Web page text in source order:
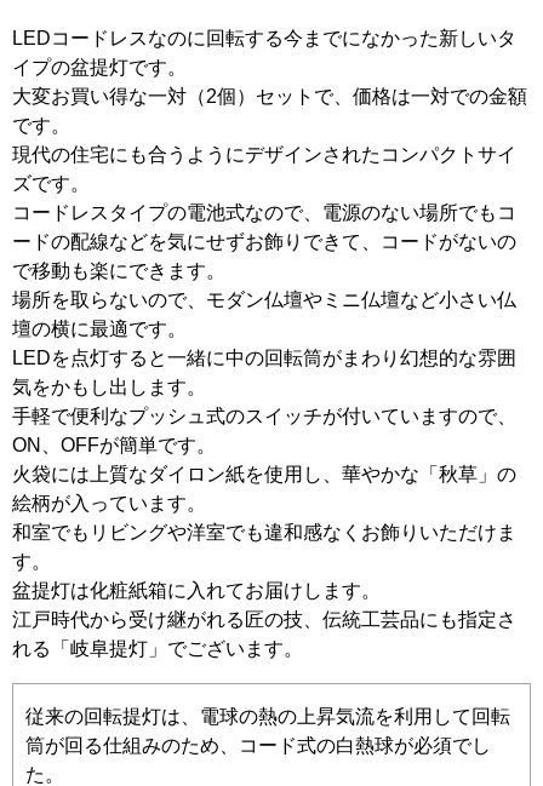
LEDコードレスなのに回転する今までになかった新しいタ
イプの盆提灯です。
大変お買い得な一対（2個）セットで、価格は一対での金額
です。
現代の住宅にも合うようにデザインされたコンパクトサイ
ズです。
コードレスタイプの電池式なので、電源のない場所でもコ
ードの配線などを気にせずお飾りできて、コードがないの
で移動も楽にできます。
場所を取らないので、モダン仏壇やミニ仏壇など小さい仏
壇の横に最適です。
LEDを点灯すると一緒に中の回転筒がまわり幻想的な雰囲
気をかもし出します。
手軽で便利なプッシュ式のスイッチが付いていますので、
ON、OFFが簡単です。
火袋には上質なダイロン紙を使用し、華やかな「秋草」の
絵柄が入っています。
和室でもリビングや洋室でも違和感なくお飾りいただけま
す。
盆提灯は化粧紙箱に入れてお届けします。
江戸時代から受け継がれる匠の技、伝統工芸品にも指定さ
れる「岐阜提灯」でございます。
従来の回転提灯は、電球の熱の上昇気流を利用して回転
筒が回る仕組みのため、コード式の白熱球が必須でし
た。